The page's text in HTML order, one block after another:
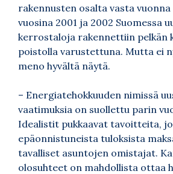
rakennusten osalta vasta vuonna
vuosina 2001 ja 2002 Suomessa
kerrostaloja rakennettiin pelkän
poistolla varustettuna. Mutta ei
meno hyvältä näytä.
– Energiatehokkuuden nimissä
vaatimuksia on suollettu parin
Idealistit pukkaavat tavoitteita,
epäonnistuneista tuloksista
tavalliset asuntojen omistajat.
olosuhteet on mahdollista ottaa